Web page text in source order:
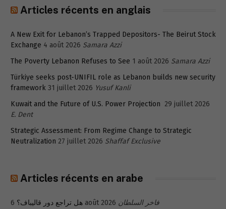
Articles récents en anglais
A New Exit for Lebanon’s Trapped Depositors- The Beirut Stock
Exchange 4 août 2026 Samara Azzi
The Poverty Lebanon Refuses to See 1 août 2026 Samara Azzi
Türkiye seeks post-UNIFIL role as Lebanon builds new security
framework 31 juillet 2026 Yusuf Kanli
Kuwait and the Future of U.S. Power Projection 29 juillet 2026
E. Dent
Strategic Assessment: From Regime Change to Strategic
Neutralization 27 juillet 2026 Shaffaf Exclusive
Articles récents en arabe
هل تراجع دور قاليباف؟ 6 août 2026 فاخر السلطان